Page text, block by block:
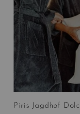
Piris Jagdhof